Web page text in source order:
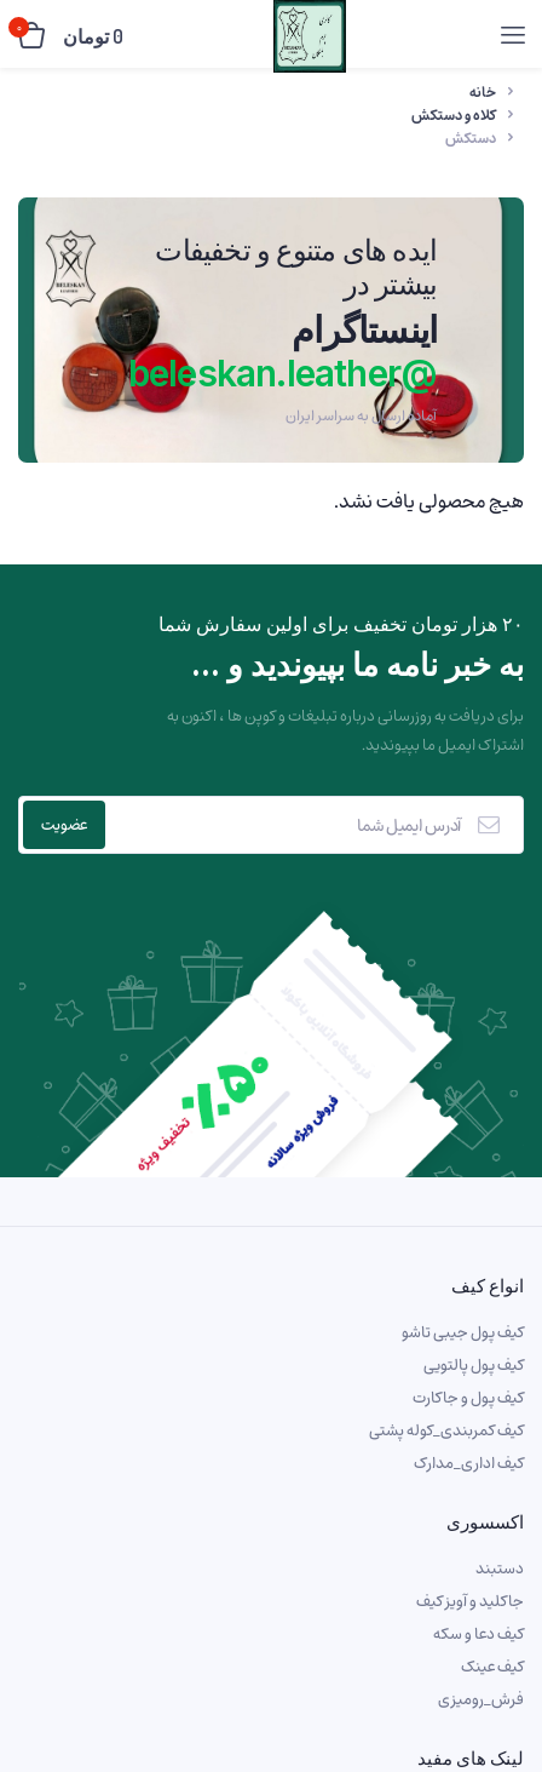
0 تومان 0
خانه
کلاه و دستکش
دستکش
ایده های متنوع و تخفیفات
بیشتر در
اینستاگرام
@beleskan.leather
آماده ارسال به سراسر ایران
هیچ محصولی یافت نشد.
۲۰ هزار تومان تخفیف برای اولین سفارش شما
به خبر نامه ما بپیوندید و ...
برای دریافت به روزرسانی درباره تبلیغات و کوپن ها ، اکنون به
اشتراک ایمیل ما بپیوندید.
انواع کیف
کیف پول جیبی تاشو
کیف پول پالتویی
کیف پول و جاکارت
کیف کمربندی_کوله پشتی
کیف اداری_مدارک
اکسسوری
دستبند
جاکلید و آویز کیف
کیف دعا و سکه
کیف عینک
فرش_رومیزی
لینک های مفید